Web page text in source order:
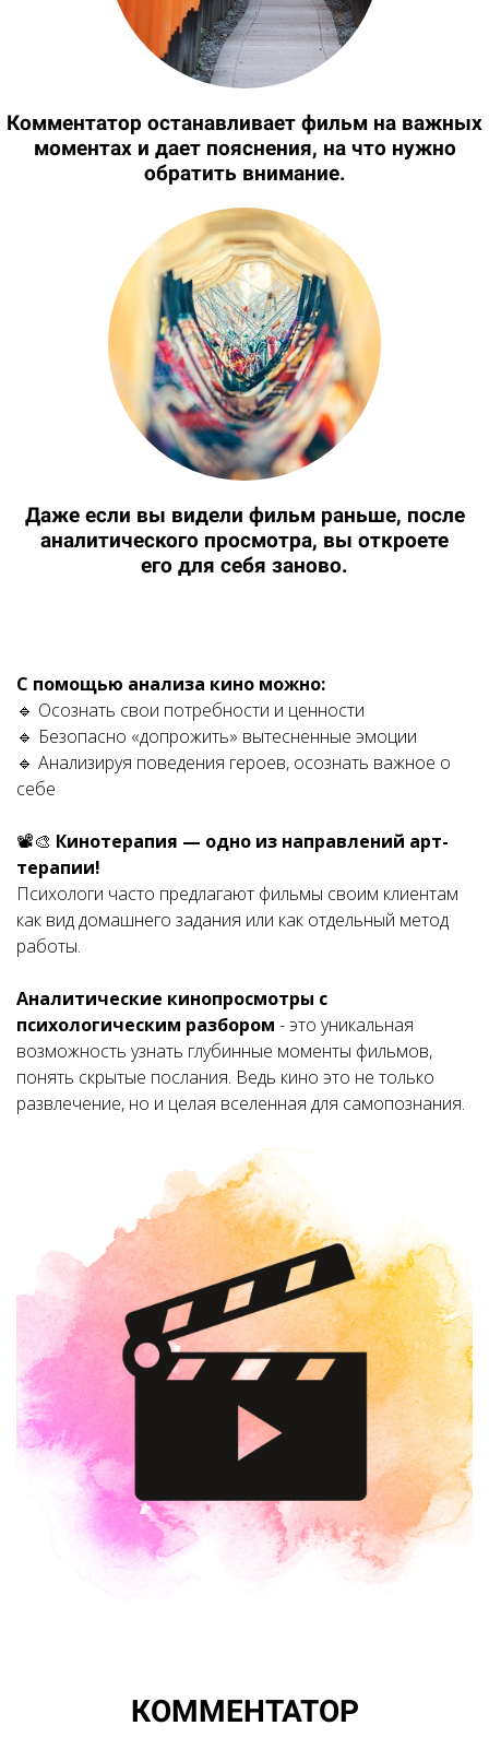
Комментатор останавливает фильм на важных
моментах и дает пояснения, на что нужно
обратить внимание.
Даже если вы видели фильм раньше, после
аналитического просмотра, вы откроете
его для себя заново.
С помощью анализа кино можно:
🔹 Осознать свои потребности и ценности
🔹 Безопасно «допрожить» вытесненные эмоции
🔹 Анализируя поведения героев, осознать важное о
себе
📽️🎨 Кинотерапия — одно из направлений арт-
терапии!
Психологи часто предлагают фильмы своим клиентам
как вид домашнего задания или как отдельный метод
работы.
Аналитические кинопросмотры с
психологическим разбором - это уникальная
возможность узнать глубинные моменты фильмов,
понять скрытые послания. Ведь кино это не только
развлечение, но и целая вселенная для самопознания.
КОММЕНТАТОР